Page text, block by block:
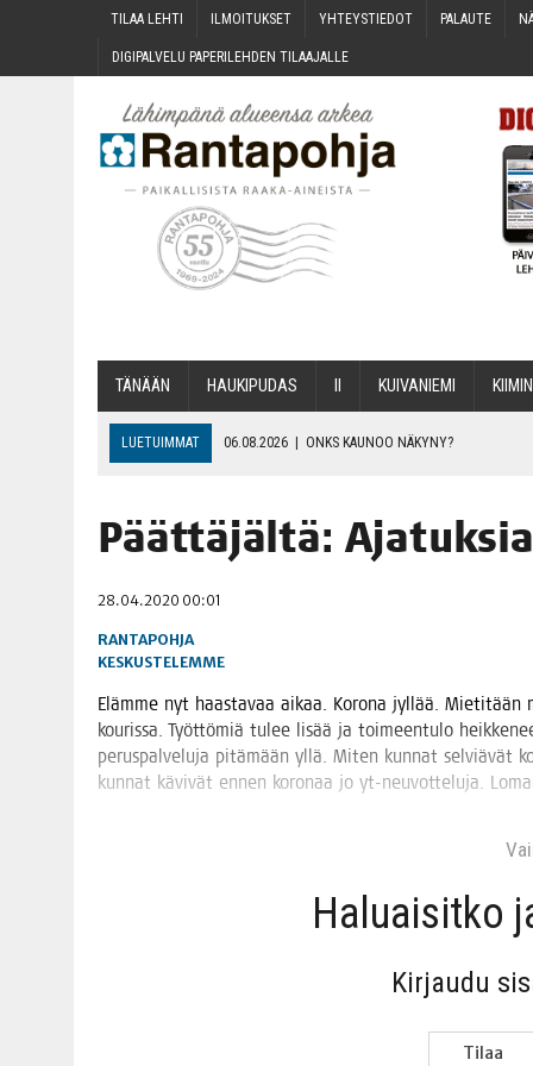
TILAA LEH­TI ILMOI­TUK­SET YHTEYS­TIE­DOT PALAU­TE
DIGI­PAL­VE­LU PAPE­RI­LEH­DEN TILAAJALLE
TÄNÄÄN HAU­KI­PU­DAS KUI­VA­NIE­MI
LUETUIMMAT 06.08.2026 | ONKS KAU­NOO NÄKYNY?
06.08.2026 | OPIN­TOI­HIN KAN­SA­LAIS­OPIS­TOS­SA VOI SAA­DA
TOI­VEI­DEN KOTI IISTÄ!
06.08.2026 | KII­MIN­KI­PÄI­VÄT JÄR­JES­TE­TÄÄN PERIN­TEI­TÄ
Päät­tä­jäl­tä:
28.04.2020 00:01
RANTAPOHJA
KESKUSTELEMME
Eläm­me nyt haas­ta­vaa aikaa. Koro­na jyl­lää.
kou­ris­sa. Työt­tö­miä tulee lisää ja toi­meen­tu­lo
perus­pal­ve­lu­ja pitä­mään yllä. Miten kun­nat sel­viä­vät
kun­nat kävi­vät ennen koro­naa jo yt-neu­vot­te­lu­ja.
Haluai­sit­ko
Kir­jau­du
Tilaa